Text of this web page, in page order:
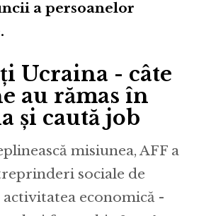
a persoanelor
Ucraina - câte
au rămas în
și caută job
misiunea, AFF a
sociale de
economică -